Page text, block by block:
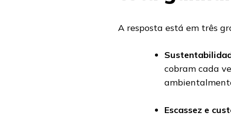
A resposta está em três
cobram cada
Escassez e